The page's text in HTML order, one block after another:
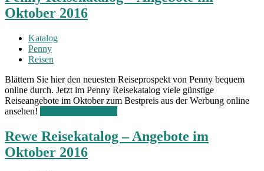
Oktober 2016
Katalog
Penny
Reisen
Blättern Sie hier den neuesten Reiseprospekt von Penny bequem
online durch. Jetzt im Penny Reisekatalog viele günstige
Reiseangebote im Oktober zum Bestpreis aus der Werbung online
ansehen!
Rewe Reisekatalog – Angebote im
Oktober 2016